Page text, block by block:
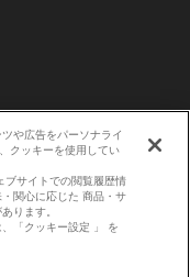
や広告をパーソナライ
クッキーを使用してい
ブサイトでの閲覧履歴情
関心に応じた 商品・サ
ります。
「クッキー設定 」 を